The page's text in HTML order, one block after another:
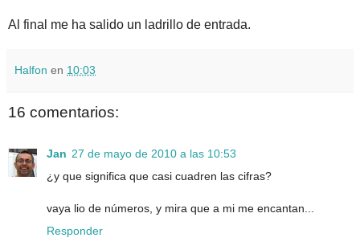
Al final me ha salido un ladrillo de entrada.
Halfon en 10:03
16 comentarios:
Jan 27 de mayo de 2010 a las 10:53
¿y que significa que casi cuadren las cifras?
vaya lio de números, y mira que a mi me encantan...
Responder